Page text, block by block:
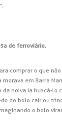
de ferroviário.
comprar o que
em Barra
noiva ia buscá-lo
do bolo cair ou
o bolo